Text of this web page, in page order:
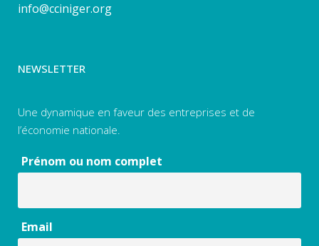
info@cciniger.org
NEWSLETTER
Une dynamique en faveur des entreprises et de
l’économie nationale.
Prénom ou nom complet
Email